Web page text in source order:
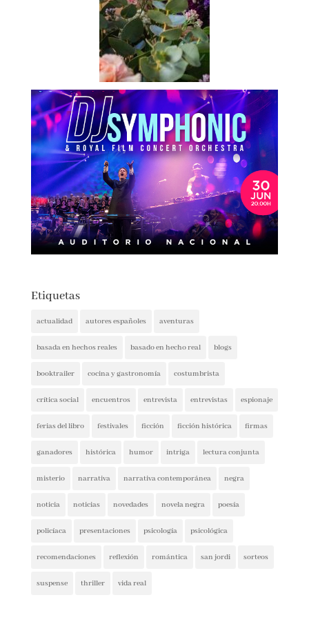
Etiquetas
actualidad autores españoles aventuras
basada en hechos reales basado en hecho real blogs
booktrailer cocina y gastronomía costumbrista
crítica social encuentros entrevista entrevistas espionaje
ferias del libro festivales ficción ficción histórica firmas
ganadores histórica humor intriga lectura conjunta
misterio narrativa narrativa contemporánea negra
noticia noticias novedades novela negra poesía
policíaca presentaciones psicología psicológica
recomendaciones reflexión romántica san jordi sorteos
suspense thriller vida real